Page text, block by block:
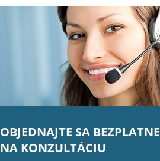
OBJEDNAJTE SA BEZPLATNE
NA KONZULTÁCIU